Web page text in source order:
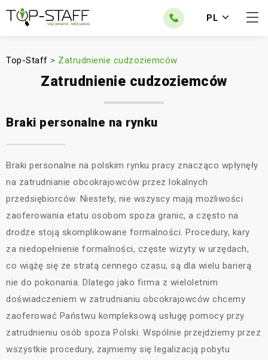
PL
Top-Staff > Zatrudnienie cudzoziemców
Zatrudnienie cudzoziemców
Braki personalne na rynku
Braki personalne na polskim rynku pracy znacząco wpłynęły
na zatrudnianie obcokrajowców przez lokalnych
przedsiębiorców. Niestety, nie wszyscy mają możliwości
zaoferowania etatu osobom spoza granic, a często na
drodze stoją skomplikowane formalności. Procedury, kary
za niedopełnienie formalności, częste wizyty w urzędach,
co wiążę się ze stratą cennego czasu, są dla wielu barierą
nie do pokonania. Dlatego jako firma z wieloletnim
doświadczeniem w zatrudnianiu obcokrajowców chcemy
zaoferować Państwu kompleksową usługę pomocy przy
zatrudnieniu osób spoza Polski. Wspólnie przejdziemy przez
wszystkie procedury, zajmiemy się legalizacją pobytu